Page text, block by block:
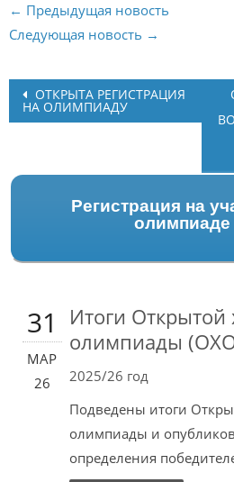
← Предыдущая новость
Следующая новость →
Post
navigation
ОТКРЫТА РЕГИСТРАЦИЯ
НА ОЛИМПИАДУ
Регистрация на
олимпиаде
31
МАР
26
Итоги Открытой
олимпиады
2025/26 год
Подведены итоги
олимпиады и
определения